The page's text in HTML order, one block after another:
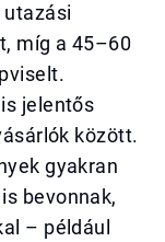
míg a 45–60
jelentős
között.
gyakran
bevonnak,
– például